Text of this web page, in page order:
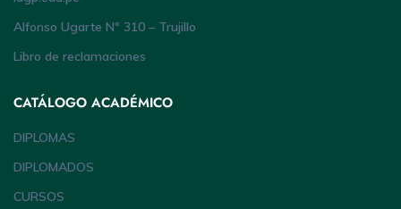
Alfonso Ugarte Nº 310 – Trujillo
Libro de reclamaciones
CATÁLOGO ACADÉMICO
DIPLOMAS
DIPLOMADOS
CURSOS